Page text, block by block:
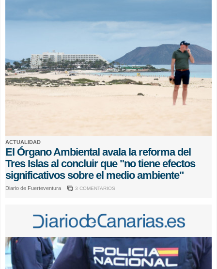
ACTUALIDAD
El Órgano Ambiental avala la reforma del
Tres Islas al concluir que "no tiene efectos
significativos sobre el medio ambiente"
Diario de Fuerteventura 3 COMENTARIOS